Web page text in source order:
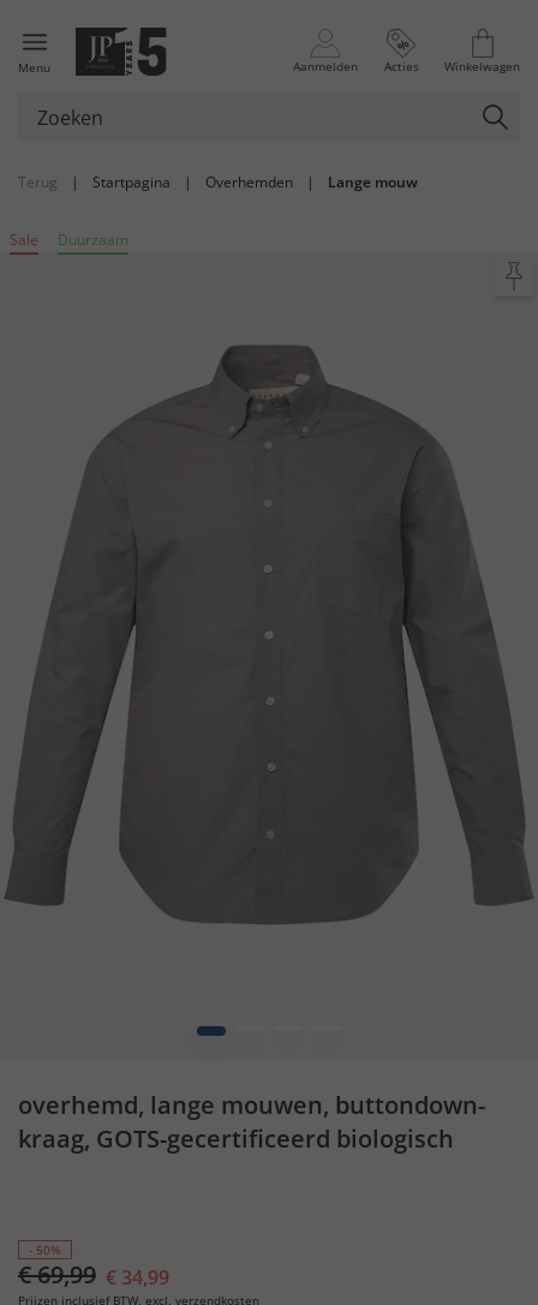
Menu Aanmelden Acties Winkelwagen
Terug | Startpagina | Overhemden | Lange mouw
Sale Duurzaam
1
overhemd, lange mouwen, buttondown-
kraag, GOTS-gecertificeerd biologisch
- 50%
€ 69,99 € 34,99
Prijzen inclusief BTW, excl. verzendkosten